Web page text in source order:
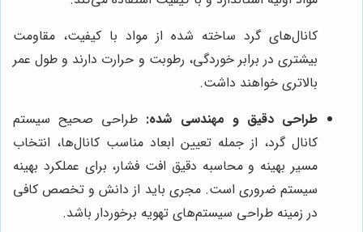
کانال‌های گرد ساخته شده از مواد با کیفیت، مقاومت
بیشتری در برابر خوردگی، رطوبت و حرارت دارند و طول عمر
بالاتری خواهند داشت.
طراحی دقیق و مهندسی شده: طراحی صحیح سیستم
کانال گرد، از جمله تعیین ابعاد مناسب کانال‌ها، انتخاب
مسیر بهینه و محاسبه دقیق افت فشار، برای عملکرد بهینه
سیستم ضروری است. مجری باید از دانش و تخصص کافی
در زمینه طراحی سیستم‌های تهویه برخوردار باشد.